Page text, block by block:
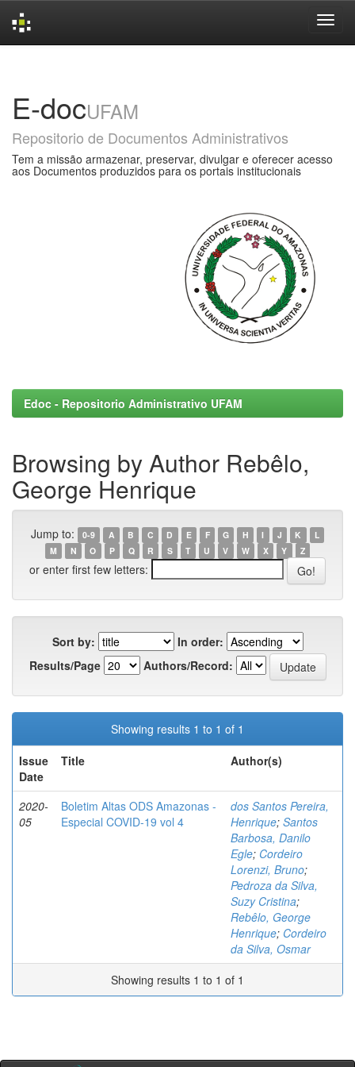
E-docUFAM
Repositorio de Documentos Administrativos
Tem a missão armazenar, preservar, divulgar e oferecer acesso
aos Documentos produzidos para os portais institucionais
Edoc - Repositorio Administrativo UFAM
Browsing by Author Rebêlo,
George Henrique
Jump to: 0-9 A B C D E F G H I J K
L
M
N O P Q R S T U V W X Y Z
or enter first few letters:
Sort by:
In order:
Results/Page
Authors/Record:
Showing results 1 to 1 of 1
Issue
Date
Title Author(s)
2020-
05
Boletim Altas ODS Amazonas -
Especial COVID-19 vol 4
dos Santos Pereira,
Henrique; Santos
Barbosa, Danilo
Egle; Cordeiro
Lorenzi, Bruno;
Pedroza da Silva,
Suzy Cristina;
Rebêlo, George
Henrique; Cordeiro
da Silva, Osmar
Showing results 1 to 1 of 1